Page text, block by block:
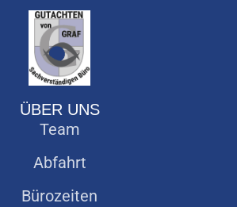
ÜBER UNS
Team
Abfahrt
Bürozeiten